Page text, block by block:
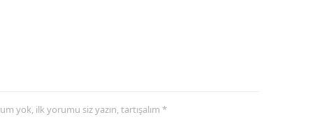
yok, ilk yorumu siz yazın, tartışalım *